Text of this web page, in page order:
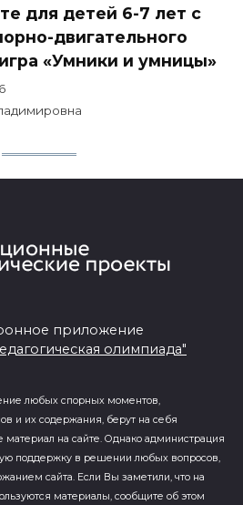
для детей 6-7 лет с
двигательного
«Умники и умницы»
приложение
олимпиада"
любых спорных моментов,
и их содержания, берут на себя
материал на сайте. Однако администрация
поддержку в решении любых вопросов,
сайта. Если Вы заметили, что на
материалы, сообщите об этом